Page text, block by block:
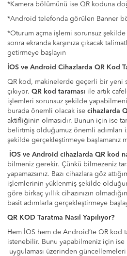
*Kamera bölümünü ise QR koduna
*Android telefonda görülen Banner
*Oturum açma işlemi sorunsuz şekilde
sonra ekranda karşınıza çıkacak
getirmeye başlayın
İOS ve Android Cihazlarda QR Kod
QR kod, makinelerde geçerli bir yeni
çıkıyor. QR kod taraması ile artık
işlemleri sorunsuz şekilde
burada önemli olacak ise cihazlarda
aktifliğinin olmasıdır. Bunun için ise
belirtmiş olduğumuz önemli adımları
şekilde gerçekleştirmeye başlamanız
İOS ve Android cihazlarda QR kod
bilmeniz gerekir. Çünkü bilmezeniz
yapamazsınız. Bazı cihazlara göz
işlemlerinin yüklenmiş şekilde
göre birkaç yıllık cihazınızın
basit adımlarla gerçekleştirmeye
QR KOD Taratma Nasıl Yapılıyor?
Hem İOS hem de Android’te QR kod
istenebilir. Bunu yapabilmeniz için
uygulaması üzerinden